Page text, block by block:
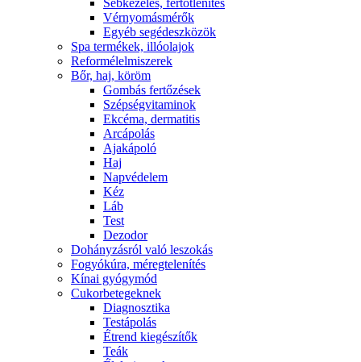
Sebkezelés, fertőtlenítés
Vérnyomásmérők
Egyéb segédeszközök
Spa termékek, illóolajok
Reformélelmiszerek
Bőr, haj, köröm
Gombás fertőzések
Szépségvitaminok
Ekcéma, dermatitis
Arcápolás
Ajakápoló
Haj
Napvédelem
Kéz
Láb
Test
Dezodor
Dohányzásról való leszokás
Fogyókúra, méregtelenítés
Kínai gyógymód
Cukorbetegeknek
Diagnosztika
Testápolás
É́trend kiegészítők
Teák